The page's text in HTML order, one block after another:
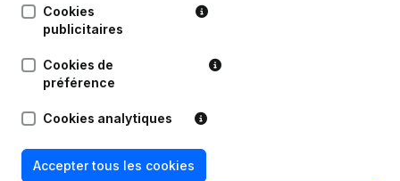
Date Publication
21-09-2021
Personne Morale, Ouverture
Succursale, etc...)
Cookies
publicitaires
Cookies de
préférence
Cookies analytiques
Accepter tous les cookies